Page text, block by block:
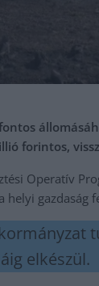
forintos,
Operatív
gazdaság
elkészül.